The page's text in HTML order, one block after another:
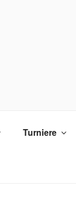
Turniere